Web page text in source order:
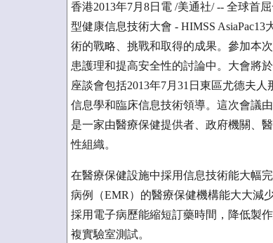
香港2013年7月8日電 /美通社/ -- 全球首
型健康信息技術大會 - HIMSS
術的戰略、挑戰和取得的成果。參加本
患護理和提高安全性的討論中。大會將
座談會包括2013年7月31日東區尤德夫人
信息學和臨床信息技術領導。這次會議
是一家由醫療保健提供者、政府機關、
性組織。
在醫療保健設施中採用信息技術能大幅
病例（EMR）的醫療保健機構能大大減
採用電子病歷能縮短訂藥時間，降低製
複實驗室測試。